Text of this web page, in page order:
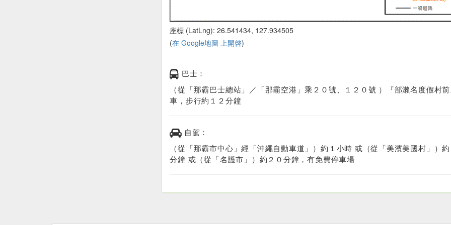
座標 (LatLng): 26.541434, 127.934505
(在 Google地圖 上開啓)
巴士：
（從「那霸巴士總站」／「那霸空港」乘２０號、１２０號 ）『部瀨名度假村
車，步行約１２分鐘
自駕：
（從「那霸市中心」經「沖繩自動車道」）約１小時 或（從「美濱美國村」）約
分鐘 或（從「名護市」）約２０分鐘，有免費停車場